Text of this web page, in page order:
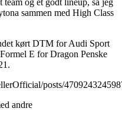
og et godt lineup, så jeg
sammen med High Class
kørt DTM for Audi Sport
E for Dragon Penske
posts/
andre